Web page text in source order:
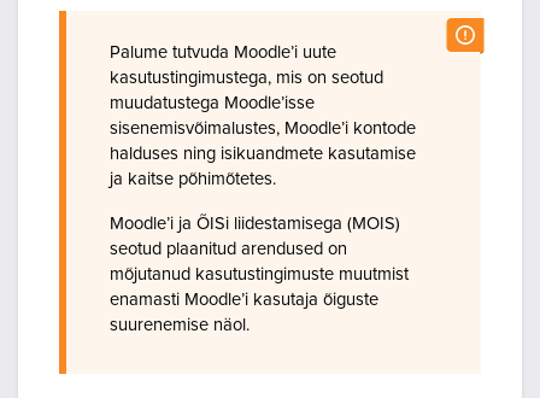
Palume tutvuda Moodle’i uute
kasutustingimustega, mis on seotud
muudatustega Moodle’isse
sisenemisvõimalustes, Moodle’i kontode
halduses ning isikuandmete kasutamise
ja kaitse põhimõtetes.
Moodle’i ja ÕISi liidestamisega (MOIS)
seotud plaanitud arendused on
mõjutanud kasutustingimuste muutmist
enamasti Moodle’i kasutaja õiguste
suurenemise näol.